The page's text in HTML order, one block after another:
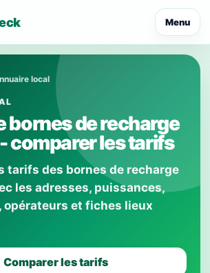
Menu
local
bornes de recharge
comparer les tarifs
tarifs des bornes de recharge
les adresses, puissances,
opérateurs et fiches lieux
Comparer les tarifs